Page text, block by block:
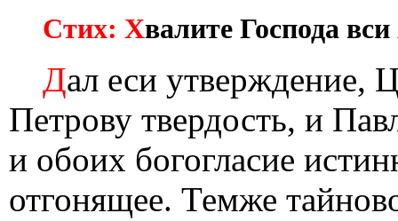
Стих: Хвалите Господа
Дал еси утверждение,
Петрову твердость, и
и обоих богогласие
отгонящее. Темже